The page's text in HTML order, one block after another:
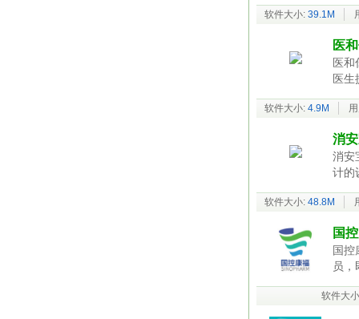
软件大小: 39.1M
医
医和
医生
软件大小: 4.9M
消
消安
计的
软件大小: 48.8M
国
国控
员，
软件大